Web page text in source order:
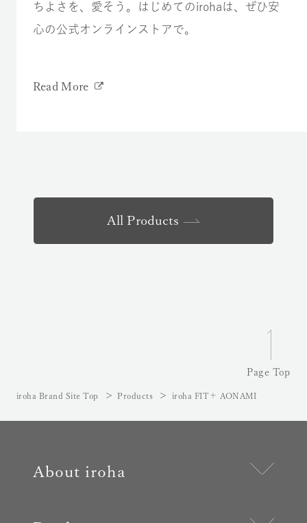
ちよさを、愛そう。はじめてのirohaは、ぜひ安
心の公式オンラインストアで。
Read More
All Products
Page Top
iroha Brand Site Top Products iroha FIT＋ AONAMI
About iroha